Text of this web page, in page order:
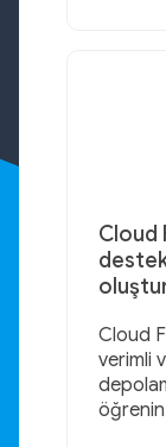
Cloud
Cloud
verimli